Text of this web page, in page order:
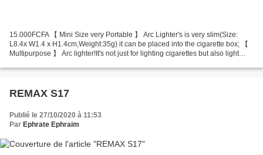
15.000FCFA 【 Mini Size very Portable 】 Arc Lighter's is very slim(Size:
L8.4x W1.4 x H1.4cm,Weight:35g) it can be placed into the cigarette box; 【
Multipurpose 】 Arc lighter!It's not just for lighting cigarettes but also light
REMAX S17
Publié le 27/10/2020 à 11:53
Par Ephrate Ephraim